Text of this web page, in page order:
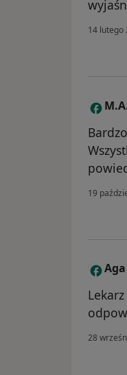
14 lutego
M
19
A
28